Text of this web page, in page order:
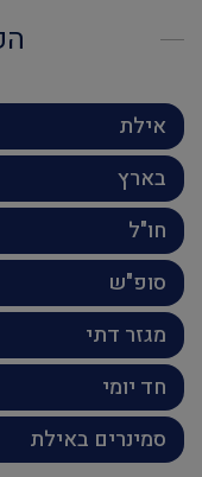
אילת
בארץ
חו"ל
סופ"ש
מגזר דתי
חד יומי
סמינרים באילת